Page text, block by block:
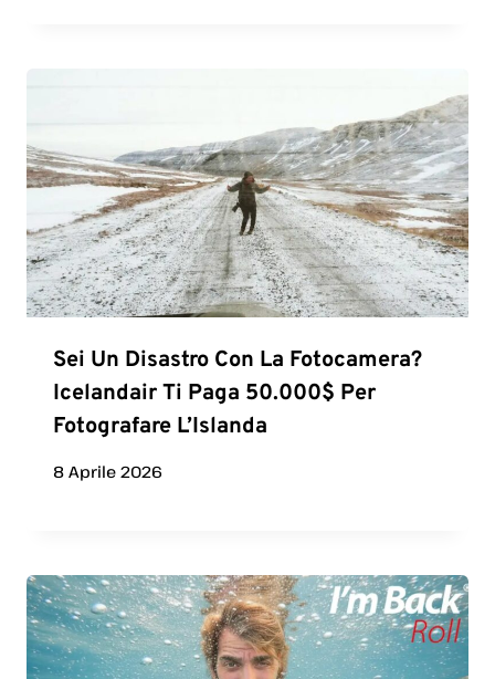
Sei Un Disastro Con La Fotocamera?
Icelandair Ti Paga 50.000$ Per
Fotografare L’Islanda
8 Aprile 2026